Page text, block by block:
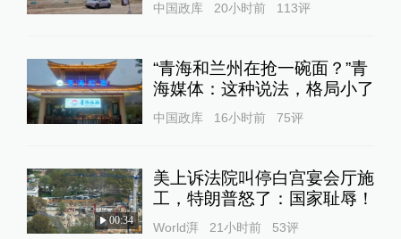
中国政库 20小时前 113评
“青海和兰州在抢一碗面？”青
海媒体：这种说法，格局小了
中国政库 16小时前 75评
00:34
美上诉法院叫停白宫宴会厅施
工，特朗普怒了：国家耻辱！
World湃 21小时前 53评